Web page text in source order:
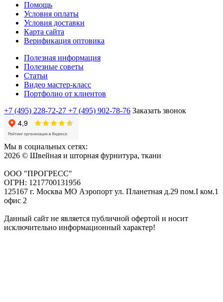
Помощь
Условия оплаты
Условия доставки
Карта сайта
Верификация оптовика
Полезная информация
Полезные советы
Статьи
Видео мастер-класс
Портфолио от клиентов
+7 (495) 228-72-27 +7 (495) 902-78-76 Заказать звонок
Мы в социальных сетях:
2026 © Швейная и шторная фурнитура, ткани
ООО "ПРОГРЕСС"
ОГРН: 1217700131956
125167 г. Москва МО Аэропорт ул. Планетная д.29 пом.I ком.1
офис 2
Данный сайт не является публичной офертой и носит
исключительно информационный характер!